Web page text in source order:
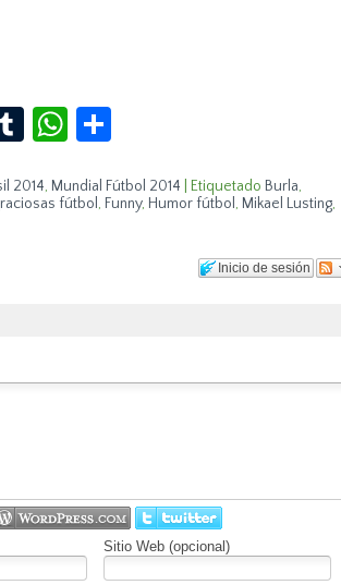
TumblrWhatsApp
2014, Mundial Fútbol 2014 Etiquetado Burla,
fútbol , Funny, Humor fútbol , Mikael Lusting,
Inicio de sesión
Sitio Web (opcional)